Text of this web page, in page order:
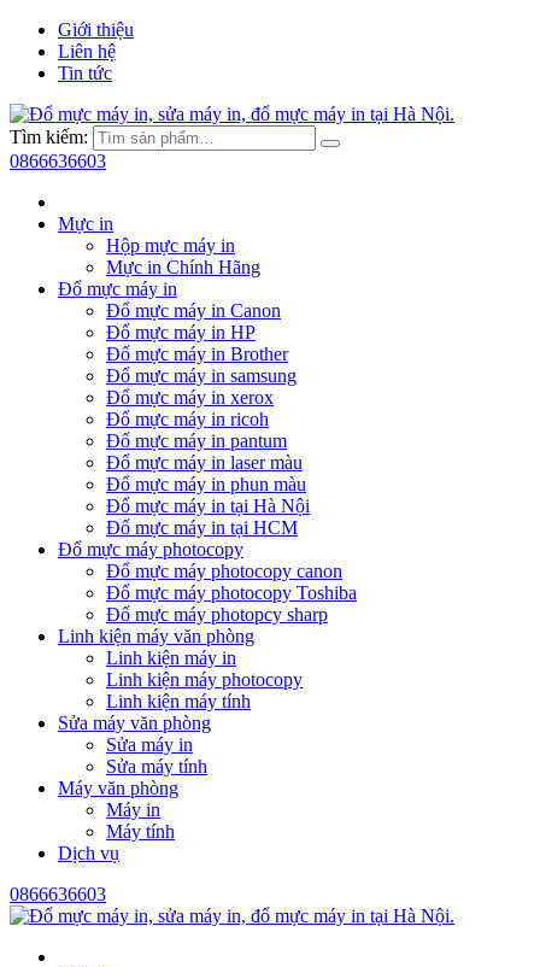
Giới thiệu
Liên hệ
Tin tức
Tìm kiếm:
0866636603
Mực in
Hộp mực máy in
Mực in Chính Hãng
Đổ mực máy in
Đổ mực máy in Canon
Đổ mực máy in HP
Đổ mực máy in Brother
Đổ mực máy in samsung
Đổ mực máy in xerox
Đổ mực máy in ricoh
Đổ mực máy in pantum
Đổ mực máy in laser màu
Đổ mực máy in phun màu
Đổ mực máy in tại Hà Nội
Đổ mực máy in tại HCM
Đổ mực máy photocopy
Đổ mực máy photocopy canon
Đổ mực máy photocopy Toshiba
Đổ mực máy photopcy sharp
Linh kiện máy văn phòng
Linh kiện máy in
Linh kiện máy photocopy
Linh kiện máy tính
Sửa máy văn phòng
Sửa máy in
Sửa máy tính
Máy văn phòng
Máy in
Máy tính
Dịch vụ
0866636603